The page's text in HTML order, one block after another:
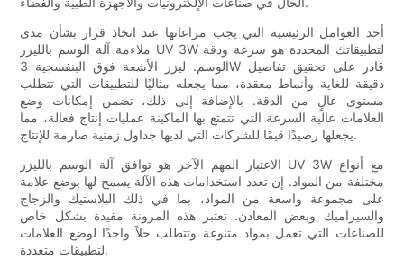
أحد العوامل الرئيسية التي يجب مراعاتها عند اتخاذ قرار بشأن مدى
ملاءمة آلة الوسم بالليزر UV 3W لتطبيقاتك المحددة هو سرعة ودقة
الوسم. ليزر الأشعة فوق البنفسجية 3W قادر على تحقيق تفاصيل
دقيقة للغاية وأنماط معقدة، مما يجعله مثاليًا للتطبيقات التي تتطلب
مستوى عالٍ من الدقة. بالإضافة إلى ذلك، تضمن إمكانات وضع
العلامات عالية السرعة التي تتمتع بها الماكينة عمليات إنتاج فعالة، مما
يجعلها رصيدًا قيمًا للشركات التي لديها جداول زمنية صارمة للإنتاج.
الاعتبار المهم الآخر هو توافق آلة الوسم بالليزر UV 3W مع أنواع
مختلفة من المواد. إن تعدد استخدامات هذه الآلة يسمح لها بوضع علامة
على مجموعة واسعة من المواد، بما في ذلك البلاستيك والزجاج
والسيراميك وبعض المعادن. تعتبر هذه المرونة مفيدة بشكل خاص
للصناعات التي تعمل بمواد متنوعة وتتطلب حلاً واحدًا لوضع العلامات
لتطبيقات متعددة.